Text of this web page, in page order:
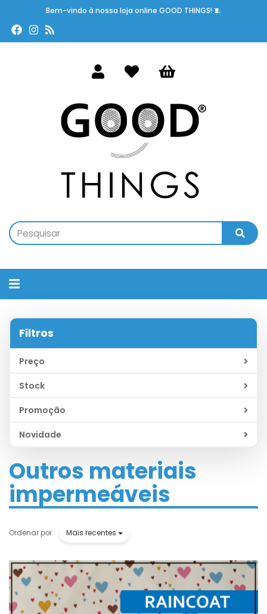
Bem-vindo à nossa loja online GOOD THINGS! 🧵
Alternar
navegação
Filtros
Preço
Stock
Promoção
Novidade
Outros materiais
impermeáveis
Ordenar por Mais recentes